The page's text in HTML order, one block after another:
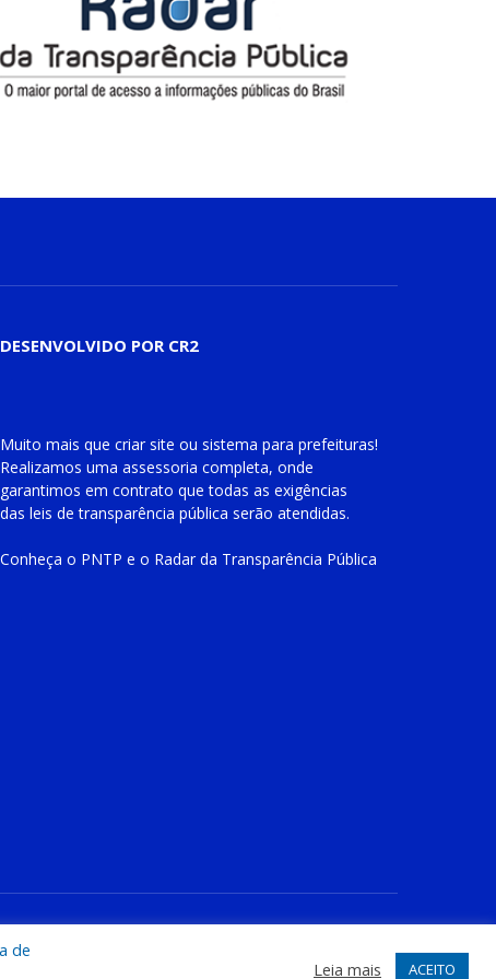
DESENVOLVIDO POR CR2
Muito mais que criar site ou sistema para prefeituras!
Realizamos uma assessoria completa, onde
garantimos em contrato que todas as exigências
das leis de transparência pública serão atendidas.
Conheça o PNTP e o Radar da Transparência Pública
de
Leia mais ACEITO